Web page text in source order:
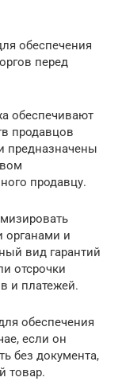
обеспечения
перед
обеспечивают
продавцов
предназначены
продавцу.
и
вид гарантий
отсрочки
и платежей.
обеспечения
если он
без документа,
товар.